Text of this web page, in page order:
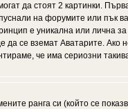
да стоят 2 картинки.
на форумите или пък
е уникална или лична
да се вземат Аватарите.
че има сериозни
ранга си (който се